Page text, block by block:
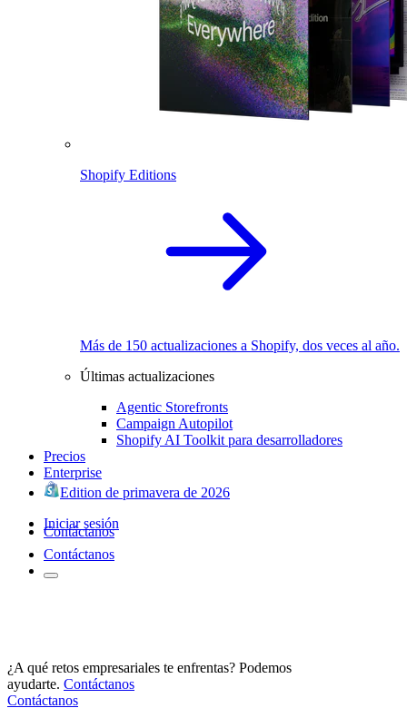
Shopify Editions
Más de 150 actualizaciones a Shopify, dos veces al año.
Últimas actualizaciones
Agentic Storefronts
Campaign Autopilot
Shopify AI Toolkit para desarrolladores
Precios
Enterprise
Edition de primavera de 2026
Iniciar sesión
Contáctanos
Contáctanos
¿A qué retos empresariales te enfrentas? Podemos
ayudarte. Contáctanos
Contáctanos